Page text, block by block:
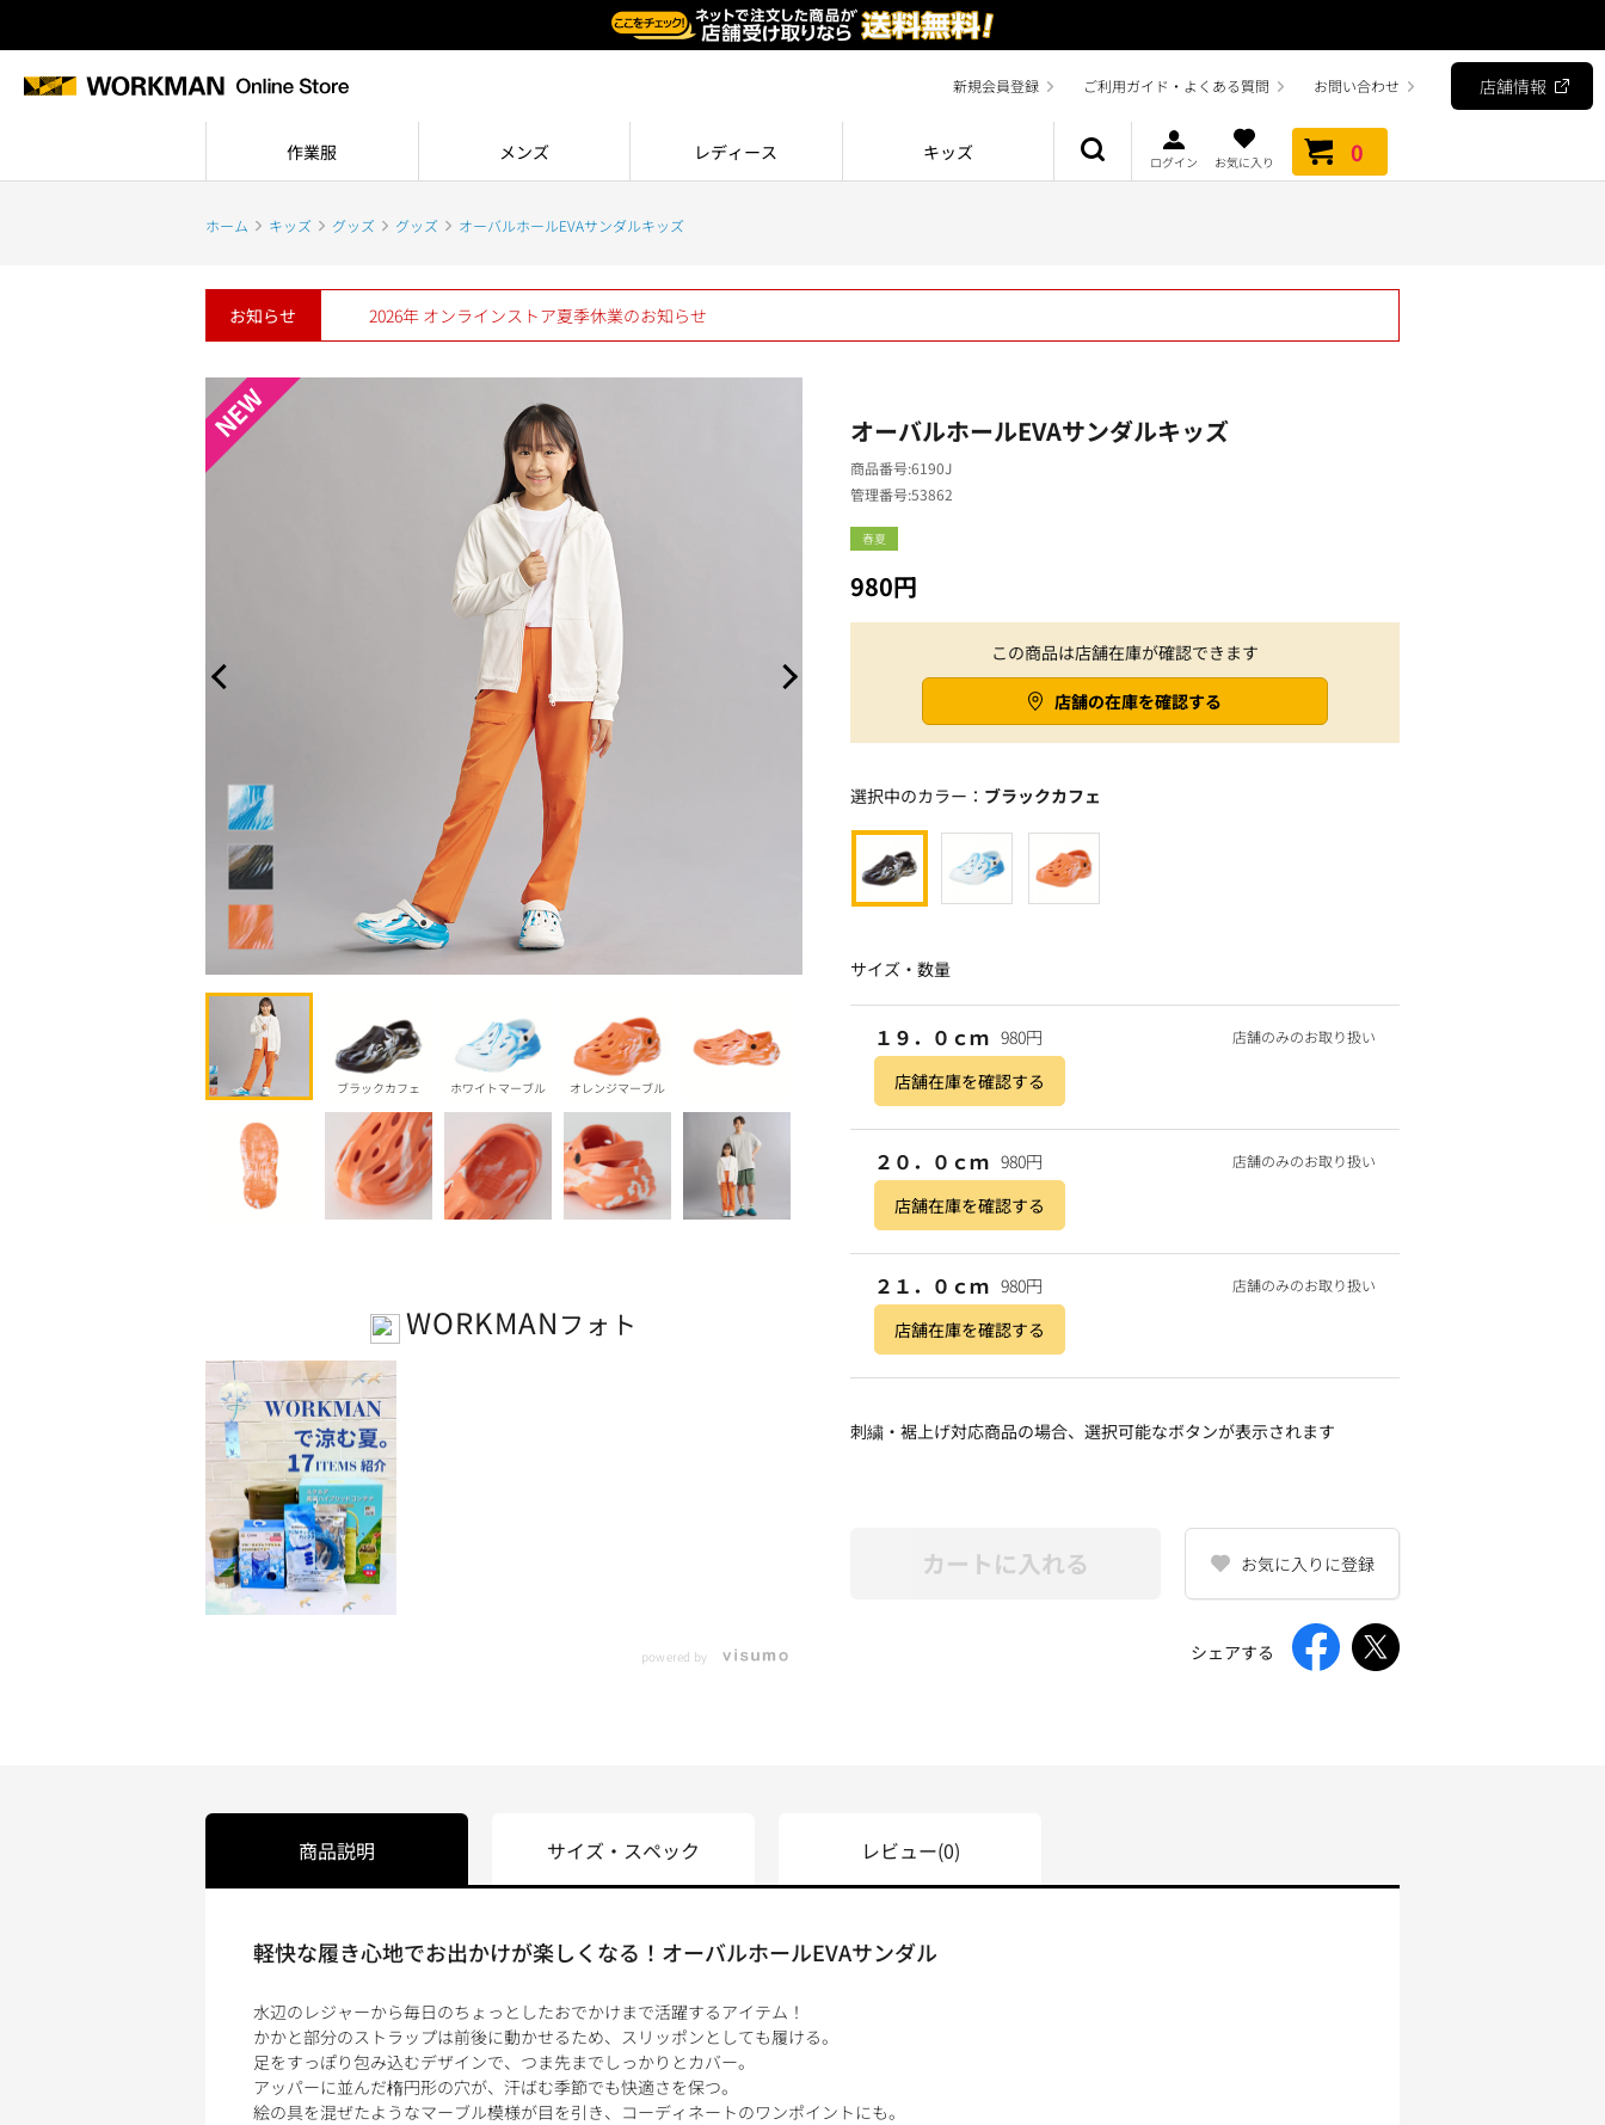
新規会員登録 ご利用ガイド・よくある質問 お問い合わせ 店舗情報
作業服 メンズ レディース キッズ ログイン お気に入り 0
ホーム キッズ グッズ グッズ オーバルホールEVAサンダルキッズ
お知らせ 2026年 オンラインストア夏季休業のお知らせ
ブラックカフェ ホワイトマーブル オレンジマーブル
WORKMAN フォト
powered by
春夏
この商品は店舗在庫が確認できます
店舗の在庫を確認する
オーバルホールEVAサンダルキッズ
980円
商品番号6190J
管理番号53862
選択中のカラー： ブラックカフェ
サイズ・数量
１９．０ｃｍ 980円 店舗のみのお取り扱い
店舗在庫を確認する
２０．０ｃｍ 980円 店舗のみのお取り扱い
店舗在庫を確認する
２１．０ｃｍ 980円 店舗のみのお取り扱い
店舗在庫を確認する
刺繍・裾上げ対応商品の場合、選択可能なボタンが表示されます
カートに入れる お気に入りに登録
シェアする
商品説明
軽快な履き心地でお出かけが楽しくなる！オーバルホールEVAサンダル
水辺のレジャーから毎日のちょっとしたおでかけまで活躍するアイテム！
かかと部分のストラップは前後に動かせるため、スリッポンとしても履ける。
足をすっぽり包み込むデザインで、つま先までしっかりとカバー。
アッパーに並んだ楕円形の穴が、汗ばむ季節でも快適さを保つ。
絵の具を混ぜたようなマーブル模様が目を引き、コーディネートのワンポイントにも。
サイズ・スペック レビュー(0)